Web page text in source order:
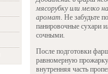
мясорубку или мелко
аромат. Не забудьте
панировочные сухари
сочными.
После подготовки
равномерную
внутренняя часть